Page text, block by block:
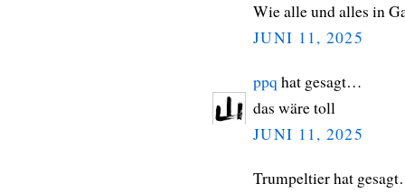
Wie alle und alles in
JUNI 11, 2025
ppq hat gesagt…
das wäre toll
JUNI 11, 2025
Trumpeltier hat